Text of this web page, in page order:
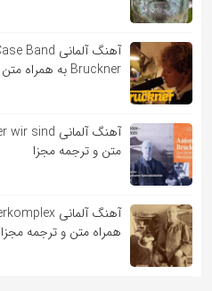
Bruckner به همراه متن و ترجمه مجزا
متن و ترجمه مجزا
همراه متن و ترجمه مجزا